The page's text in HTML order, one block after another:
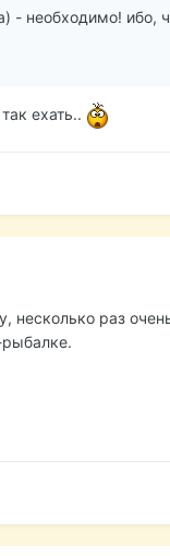
- необходимо! ибо,
ехать..
несколько раз